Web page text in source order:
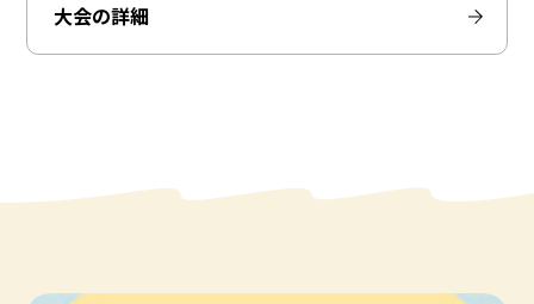
大会の詳細